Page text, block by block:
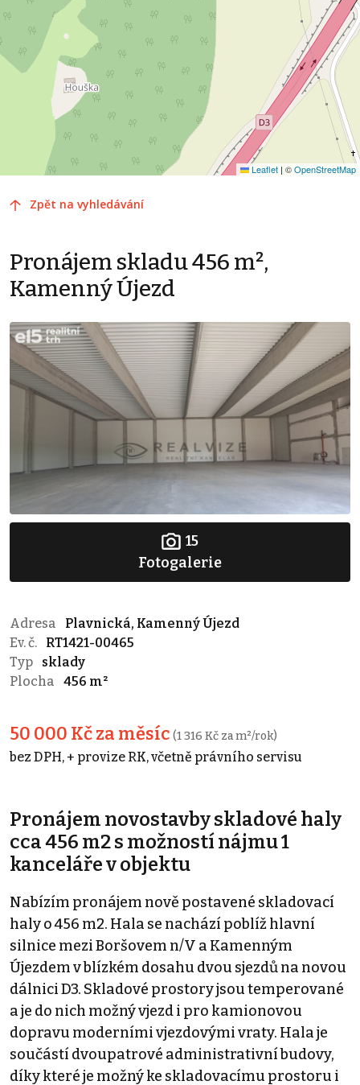
Leaflet | ©OpenStreetMap
Zpět na vyhledávání
Pronájem skladu 456 m²,
Kamenný Újezd
15
Fotogalerie
Adresa
Plavnická, Kamenný Újezd
Ev. č.
RT1421-00465
Typ
sklady
Plocha
456 m²
50 000 Kč za měsíc (1 316 Kč za m²/rok)
bez DPH, + provize RK, včetně právního servisu
Pronájem novostavby skladové haly
cca 456 m2 s možností nájmu 1
kanceláře v objektu
Nabízím pronájem nově postavené skladovací
haly o 456 m2. Hala se nachází poblíž hlavní
silnice mezi Boršovem n/V a Kamenným
Újezdem v blízkém dosahu dvou sjezdů na novou
dálnici D3. Skladové prostory jsou temperované
a je do nich možný vjezd i pro kamionovou
dopravu moderními vjezdovými vraty. Hala je
součástí dvoupatrové administrativní budovy,
díky které je možný ke skladovacímu prostoru i